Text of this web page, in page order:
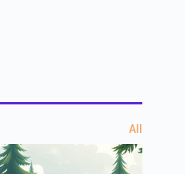
All